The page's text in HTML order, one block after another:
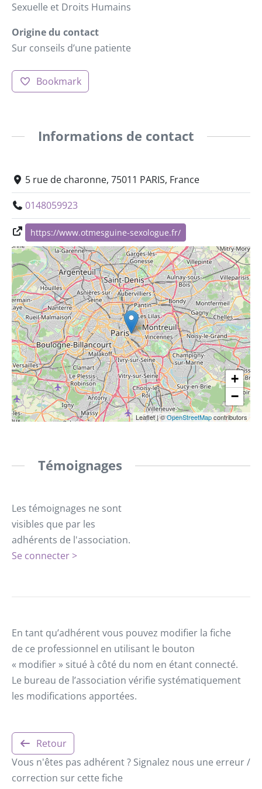
Sexuelle et Droits Humains
Origine du contact
Sur conseils d’une patiente
Bookmark
Informations de contact
5 rue de charonne, 75011 PARIS, France
0148059923
https://www.otmesguine-sexologue.fr/
+
−
Leaflet|©OpenStreetMapcontributors
Témoignages
Les témoignages ne sont
visibles que par les
adhérents de l'association.
Se connecter >
En tant qu’adhérent vous pouvez modifier la fiche
de ce professionnel en utilisant le bouton
« modifier » situé à côté du nom en étant connecté.
Le bureau de l’association vérifie systématiquement
les modifications apportées.
Retour
Vous n'êtes pas adhérent ? Signalez nous une erreur /
correction sur cette fiche